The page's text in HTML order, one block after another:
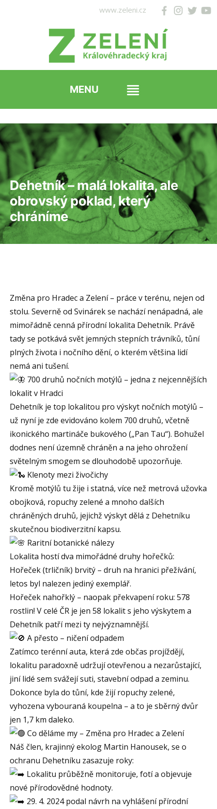
www.zeleni.cz
Dehetník – malá lokalita, ale
obrovský poklad, který
chráníme
Změna pro Hradec a Zelení – práce v terénu, nejen od
stolu. Severně od Svinárek se nachází nenápadná, ale
mimořádně cenná přírodní lokalita Dehetník. Právě
tady se potkává svět jemných stepních trávníků, tůní
plných života i nočního dění, o kterém většina lidí
nemá ani tušení.
700 druhů nočních motýlů – jedna z nejcennějších
lokalit v Hradci
Dehetník je top lokalitou pro výskyt nočních motýlů –
už nyní je zde evidováno kolem 700 druhů, včetně
ikonického martináče bukového („Pan Tau“). Bohužel
dodnes není územně chráněn a na jeho ohrožení
světelným smogem se dlouhodobě upozorňuje.
Klenoty mezi živočichy
Kromě motýlů tu žije i statná, více než metrová užovka
obojková, ropuchy zelené a mnoho dalších
chráněných druhů, jejichž výskyt dělá z Dehetníku
skutečnou biodiverzitní kapsu.
Raritní botanické nálezy
Lokalita hostí dva mimořádné druhy hořečků:
Hořeček (trličník) brvitý – druh na hranici přežívání,
letos byl nalezen jediný exemplář.
Hořeček nahořklý – naopak překvapení roku: 578
rostlin! V celé ČR je jen 58 lokalit s jeho výskytem a
Dehetník patří mezi ty nejvýznamnější.
A přesto – ničení odpadem
Zatímco terénní auta, která zde občas projíždějí,
lokalitu paradoxně udržují otevřenou a nezarůstající,
jiní lidé sem svážejí suti, stavební odpad a zeminu.
Dokonce byla do tůní, kde žijí ropuchy zelené,
vyhozena vybouraná koupelna – a to je sběrný dvůr
jen 1,7 km daleko.
Co děláme my – Změna pro Hradec a Zelení
Náš člen, krajinný ekolog Martin Hanousek, se o
ochranu Dehetníku zasazuje roky:
Lokalitu průběžně monitoruje, fotí a objevuje
nové přírodovědné hodnoty.
29. 4. 2024 podal návrh na vyhlášení přírodní